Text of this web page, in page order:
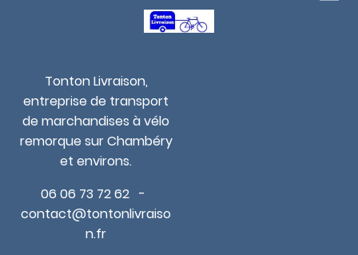
Tonton Livraison,
entreprise de transport
de marchandises à vélo
remorque sur Chambéry
et environs.
06 06 73 72 62 -
contact@tontonlivraiso
n.fr